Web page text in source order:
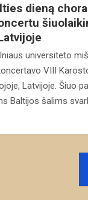
dieną
universiteto
VIII
Latvijoje. Šiuo
Baltijos šalims